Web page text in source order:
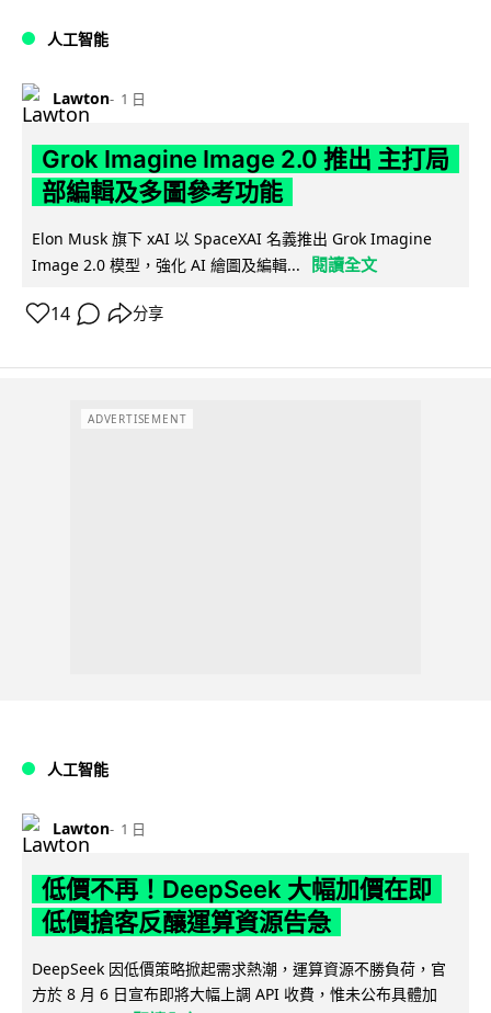
人工智能
Lawton 1 日
Grok Imagine Image 2.0 推出 主打局
部編輯及多圖參考功能
Elon Musk 旗下 xAI 以 SpaceXAI 名義推出 Grok Imagine
Image 2.0 模型，強化 AI 繪圖及編輯...
閱讀全文
14 分享
ADVERTISEMENT
人工智能
Lawton 1 日
低價不再！DeepSeek 大幅加價在即
低價搶客反釀運算資源告急
DeepSeek 因低價策略掀起需求熱潮，運算資源不勝負荷，官
方於 8 月 6 日宣布即將大幅上調 API 收費，惟未公布具體加